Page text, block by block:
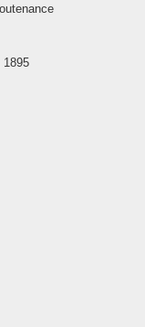
1895